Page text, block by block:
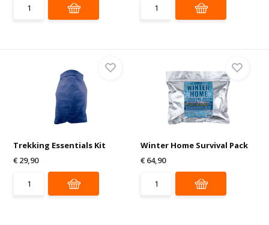
Trekking Essentials Kit
€ 29,90
Winter Home Survival Pack
€ 64,90